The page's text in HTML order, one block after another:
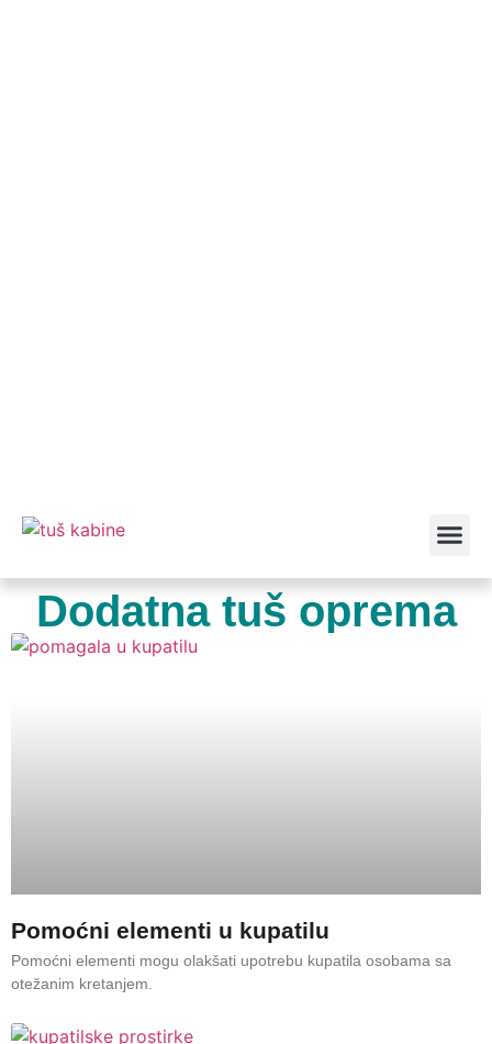
Dodatna tuš oprema
Pomoćni elementi u kupatilu
Pomoćni elementi mogu olakšati upotrebu kupatila osobama sa
otežanim kretanjem.